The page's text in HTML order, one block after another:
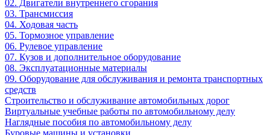
02. Двигатели внутреннего сгорания
03. Трансмиссия
04. Ходовая часть
05. Тормозное управление
06. Рулевое управление
07. Кузов и дополнительное оборудование
08. Эксплуатационные материалы
09. Оборудование для обслуживания и ремонта транспортных
средств
Строительство и обслуживание автомобильных дорог
Виртуальные учебные работы по автомобильному делу
Наглядные пособия по автомобильному делу
Буровые машины и установки